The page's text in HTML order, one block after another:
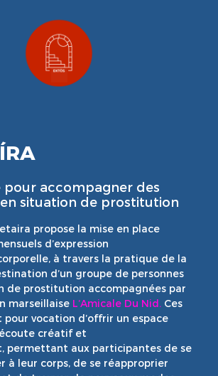
pour accompagner des
situation de prostitution
propose la mise en place
d’expression
à travers la pratique de la
d’un groupe de personnes
de prostitution accompagnées par
marseillaise L’Amicale Du Nid. Ces
vocation d’offrir un espace
créatif et
permettant aux participantes de se
à leur corps, de se réapproprier